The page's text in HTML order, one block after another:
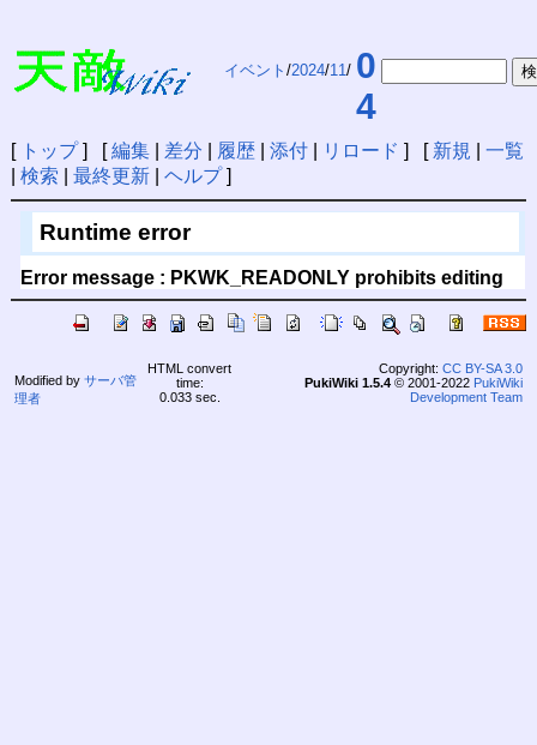
イベント /2024/11/ 0
4
[ トップ] [編集| 差分 履歴| 添付| リロード ] [ 新規
一覧
検索 最終更新| ヘルプ]
Runtime error
Error message : PKWK_READONLY prohibits editing
Modified by サーバ管
理者
HTML convert
time:
0.033 sec.
Copyright: CC BY-SA 3.0
PukiWiki 1.5.4© 2001-2022 PukiWiki
Development Team